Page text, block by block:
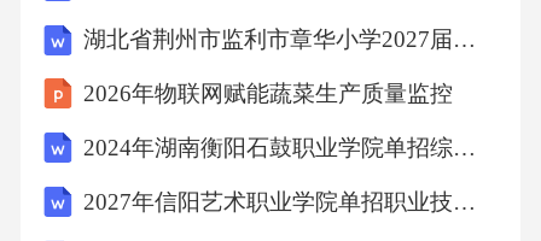
估，收集消费者反馈意见，总结经验教训，为
下一次活动提供改进建议。六、总结本次夏季
销售主题活动旨在通过丰富多彩的活动形式，
吸引消费者的眼球，刺激购物欲望。从背景分
湖北省荆州市监利市章华小学2027届数学四年级第一学期期末学业质量监测模拟试题含解析
2026年物联网赋能蔬菜生产质量监控
2024年湖南衡阳石鼓职业学院单招综合素质考试题库附完整答案详解（夺冠系列）
2027年信阳艺术职业学院单招职业技能考试题库含答案详解【黄金题型】